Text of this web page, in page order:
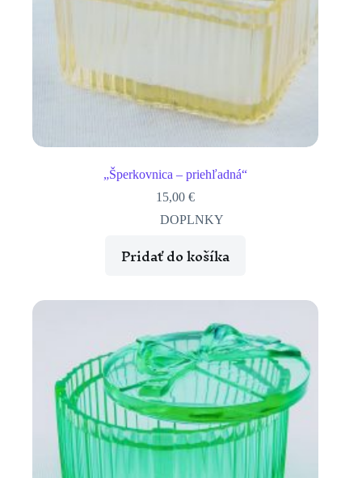
„Šperkovnica – priehľadná“
15,00€
DOPLNKY
Pridať do košíka